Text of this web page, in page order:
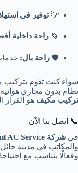
💡توفير في
🌀 راحة داخلية
🛡️ راحة بال:
سواء كنت تقوم
نظام بدون مجاري
تركيب مكيف هو القرار
📞 اتصل بنا الآن
في شركة Hail AC Service
والمكاتب في مدينة
وفعالًا يتناسب مع